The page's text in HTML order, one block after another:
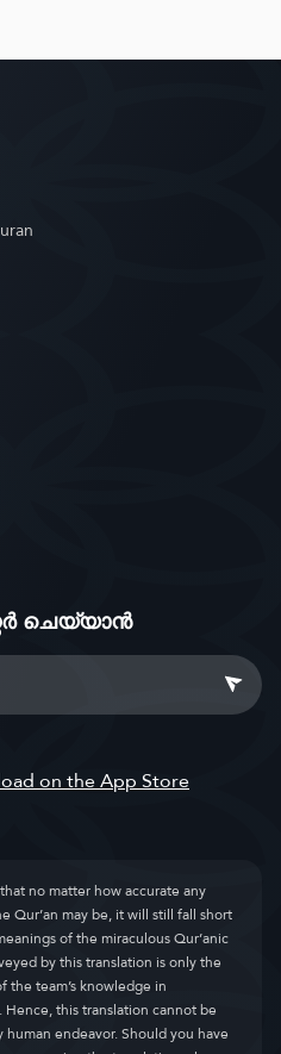
ചെയ്യാൻ
no matter how accurate any
Qur’an may be, it will still fall short
of the miraculous Qur’anic
by this translation is only the
team’s knowledge in
this translation cannot be
endeavor. Should you have